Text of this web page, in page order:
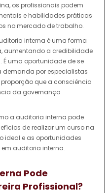
os profissionais podem
e habilidades práticas
no mercado de trabalho.
interna é uma forma
aumentando a credibilidade
É uma oportunidade de se
por especialistas
que a consciência
da governança
a auditoria interna pode
de realizar um curso na
ideal e as oportunidades
auditoria interna.
Pode
Profissional?